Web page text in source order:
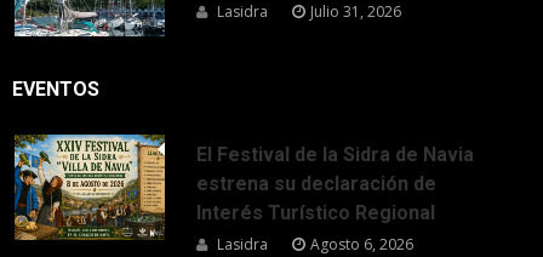
Lasidra Julio 31, 2026
EVENTOS
El Festival de la Sidra de Navia
estrena su declaración de
Interés Turístico Regional
Lasidra Agosto 6, 2026